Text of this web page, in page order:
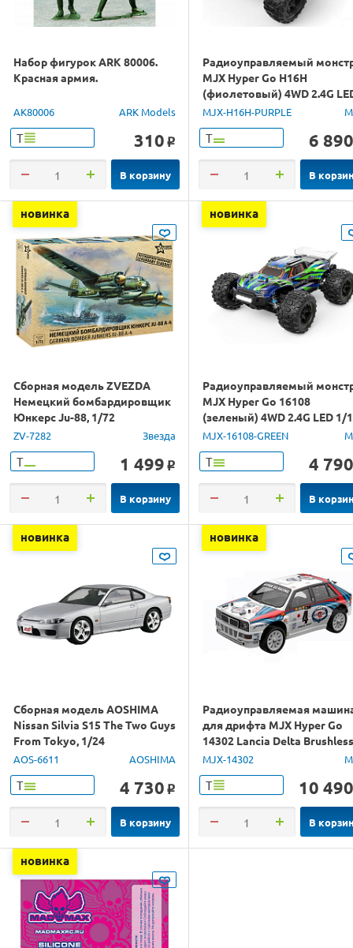
Набор фигурок ARK 80006.
Красная армия.
AK80006 ARK Models
Т 310 o
В корзину
Радиоуправляемый
MJX Hyper Go H16H
(фиолетовый) 4WD 2.4G
GPS 1/16 RTR
MJX-H16H-PURPLE
Т 6 890
В
новинка
Сборная модель ZVEZDA
Немецкий бомбардировщик
Юнкерс Ju-88, 1/72
ZV-7282 Звезда
Т 1 499 o
В корзину
новинка
Радиоуправляемый
MJX Hyper Go 16108
(зеленый) 4WD 2.4G LED 1/
RTR
MJX-16108-GREEN
Т 4 790
В
новинка
Сборная модель AOSHIMA
Nissan Silvia S15 The Two Guys
From Tokyo, 1/24
AOS-6611 AOSHIMA
Т 4 730 o
В корзину
новинка
Радиоуправляемая
для дрифта MJX Hyper Go
14302 Lancia Delta Brushless
4WD 2.4G LED 1/14 RTR
MJX-14302
Т 10 490
В
новинка